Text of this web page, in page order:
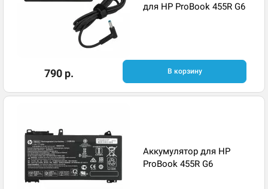
для HP ProBook 455R G6
790 р. В корзину
Аккумулятор для HP
ProBook 455R G6